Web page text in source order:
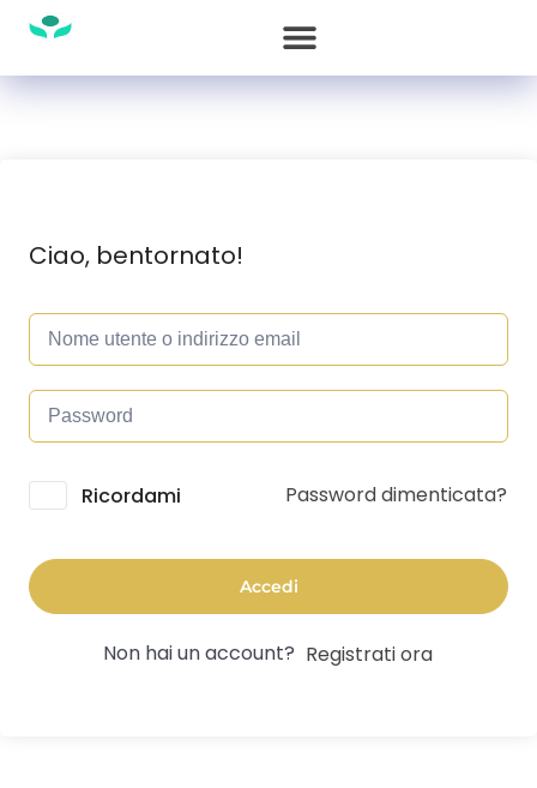
Ciao, bentornato!
Alternative:
Ricordami Password dimenticata?
Accedi
Non hai un account? Registrati ora